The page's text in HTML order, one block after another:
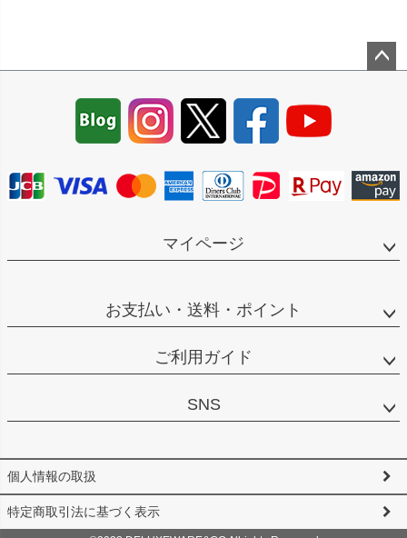
マイページ
お支払い・送料・ポイント
ご利用ガイド
SNS
個人情報の取扱
特定商取引法に基づく表示